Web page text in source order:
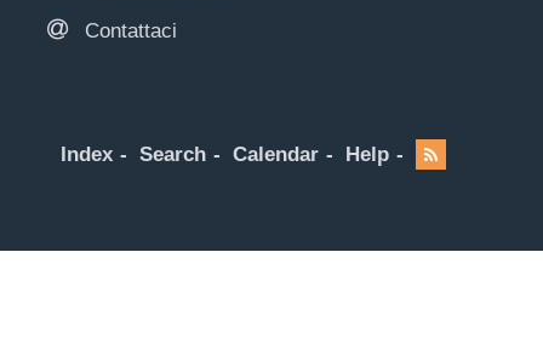
Contattaci
Index Search Calendar Help